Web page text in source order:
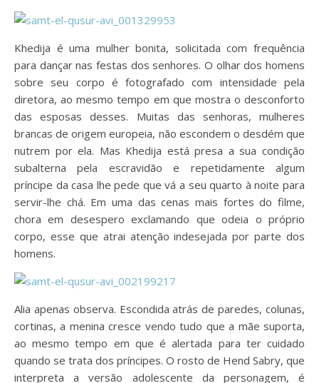
Khedija é uma mulher bonita, solicitada com frequência
para dançar nas festas dos senhores. O olhar dos homens
sobre seu corpo é fotografado com intensidade pela
diretora, ao mesmo tempo em que mostra o desconforto
das esposas desses. Muitas das senhoras, mulheres
brancas de origem europeia, não escondem o desdém que
nutrem por ela. Mas Khedija está presa a sua condição
subalterna pela escravidão e repetidamente algum
príncipe da casa lhe pede que vá a seu quarto à noite para
servir-lhe chá. Em uma das cenas mais fortes do filme,
chora em desespero exclamando que odeia o próprio
corpo, esse que atrai atenção indesejada por parte dos
homens.
Alia apenas observa. Escondida atrás de paredes, colunas,
cortinas, a menina cresce vendo tudo que a mãe suporta,
ao mesmo tempo em que é alertada para ter cuidado
quando se trata dos príncipes. O rosto de Hend Sabry, que
interpreta a versão adolescente da personagem, é